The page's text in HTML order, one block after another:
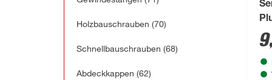
Holzbauschrauben (70)
Schnellbauschrauben (68)
Abdeckkappen (62)
9